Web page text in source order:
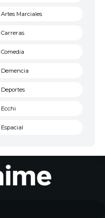
Artes Marciales
Carreras
Comedia
Demencia
Deportes
Ecchi
Espacial
Historico
Josei